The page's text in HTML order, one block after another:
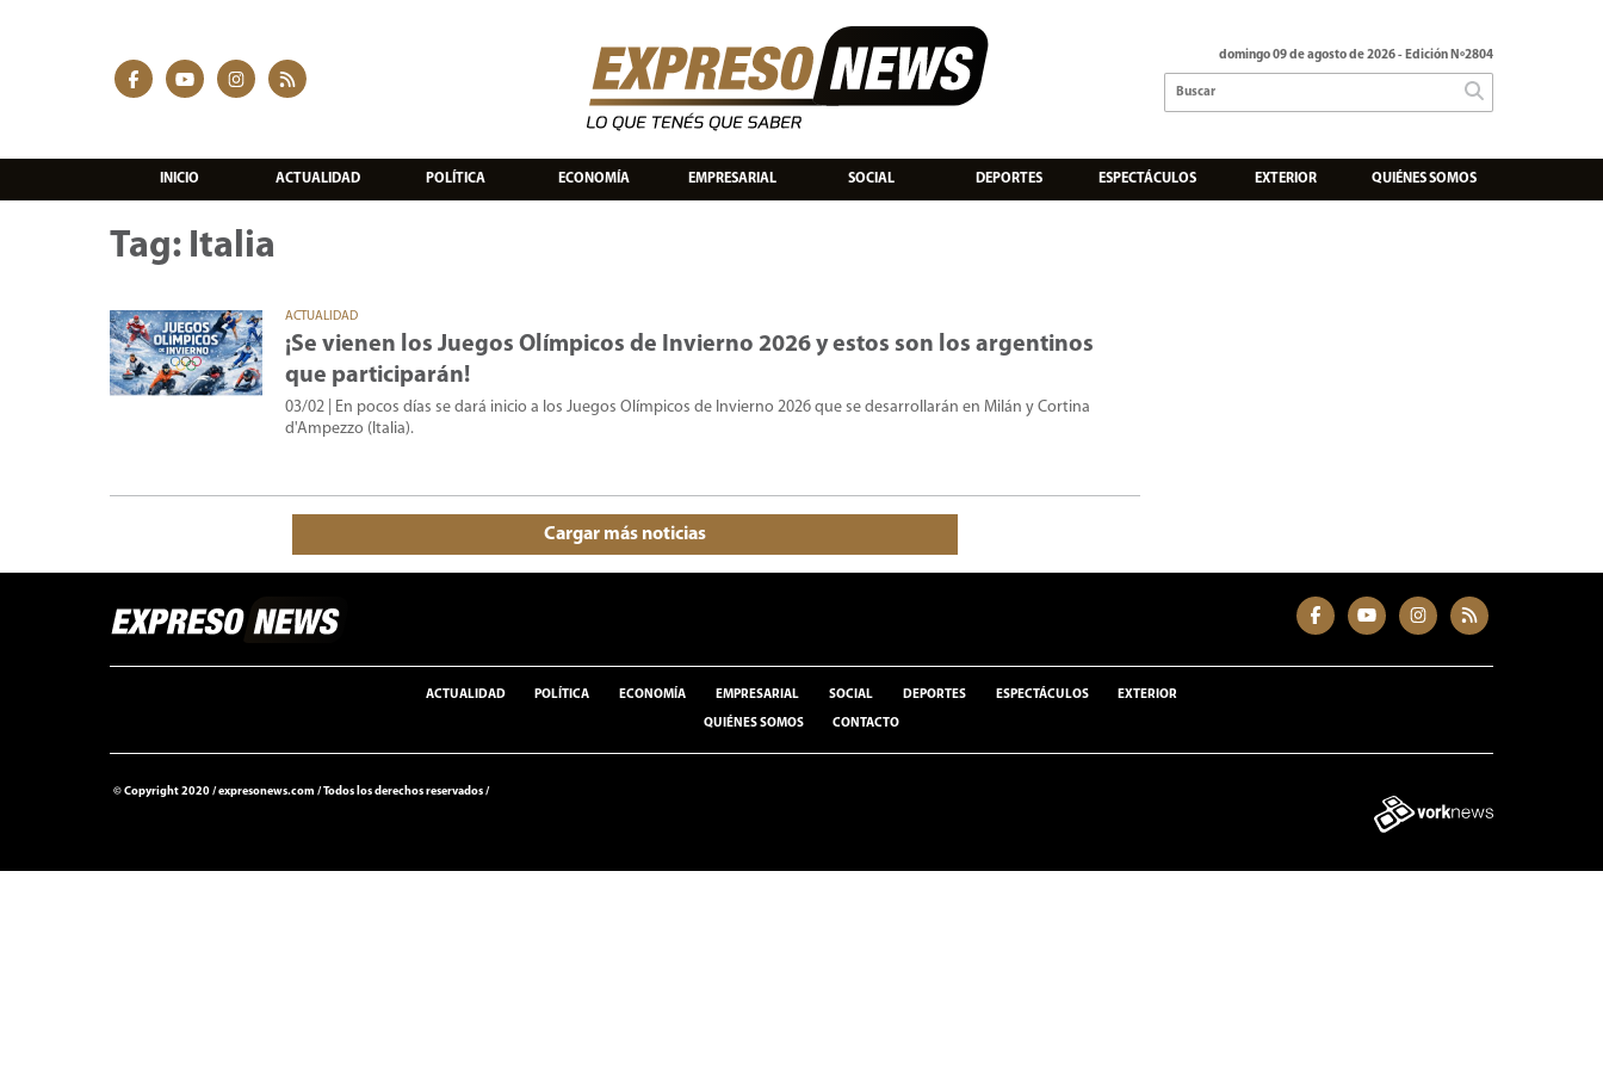
domingo 09 de agosto de 2026- Edición Nº2804
INICIO ACTUALIDAD POLÍTICA ECONOMÍA EMPRESARIAL SOCIAL DEPORTES ESPECTÁCULOS EXTERIOR QUIÉNES SOMOS
Tag: Italia
ACTUALIDAD
¡Se vienen los Juegos Olímpicos de Invierno 2026 y estos son los argentinos
que participarán!
03/02 | En pocos días se dará inicio a los Juegos Olímpicos de Invierno 2026 que se desarrollarán en Milán y Cortina
d'Ampezzo (Italia).
Cargar más noticias
ACTUALIDAD POLÍTICA ECONOMÍA EMPRESARIAL SOCIAL DEPORTES ESPECTÁCULOS EXTERIOR
QUIÉNES SOMOS CONTACTO
© Copyright 2020 /expresonews.com /Todos los derechos reservados /